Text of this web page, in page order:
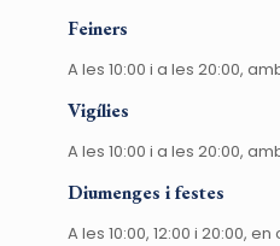
Feiners
A les 10:00 i a les 20:00,
Vigílies
A les 10:00 i a les 20:00,
Diumenges i festes
A les 10:00, 12:00 i 20:00,